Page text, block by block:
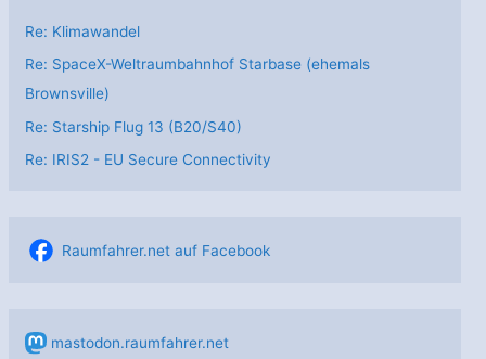
Re: Klimawandel
Re: SpaceX-Weltraumbahnhof Starbase (ehemals
Brownsville)
Re: Starship Flug 13 (B20/S40)
Re: IRIS2 - EU Secure Connectivity
Raumfahrer.net auf Facebook
mastodon.raumfahrer.net